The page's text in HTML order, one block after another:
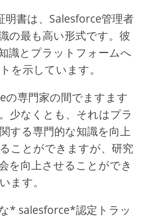
明書は、Salesforce管理者
の最も高い形式です。彼
識とプラットフォームへ
を示しています。
の専門家の間でますます
少なくとも、それはプラ
する専門的な知識を向上
ことができますが、研究
を向上させることができ
ます。
* salesforce*認定トラッ